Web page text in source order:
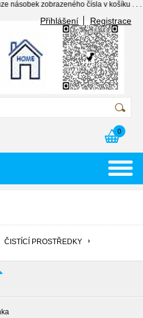
násobek zobrazeného čísla v košíku . . .
Přihlášení Registrace
0
ČISTÍCÍ PROSTŘEDKY